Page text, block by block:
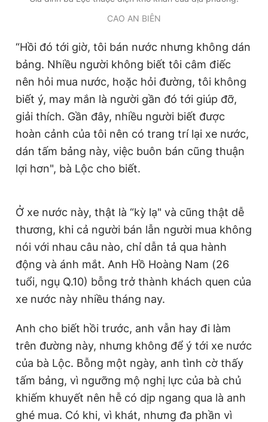
CAO AN BIÊN
“Hồi đó tới giờ, tôi bán nước nhưng không dán
bảng. Nhiều người không biết tôi câm điếc
nên hỏi mua nước, hoặc hỏi đường, tôi không
biết ý, may mắn là người gần đó tới giúp đỡ,
giải thích. Gần đây, nhiều người biết được
hoàn cảnh của tôi nên có trang trí lại xe nước,
dán tấm bảng này, việc buôn bán cũng thuận
lợi hơn", bà Lộc cho biết.
Ở xe nước này, thật là “kỳ lạ" và cũng thật dễ
thương, khi cả người bán lẫn người mua không
nói với nhau câu nào, chỉ dẫn tả qua hành
động và ánh mắt. Anh Hồ Hoàng Nam (26
tuổi, ngụ Q.10) bỗng trở thành khách quen của
xe nước này nhiều tháng nay.
Anh cho biết hồi trước, anh vẫn hay đi làm
trên đường này, nhưng không để ý tới xe nước
của bà Lộc. Bỗng một ngày, anh tình cờ thấy
tấm bảng, vì ngưỡng mộ nghị lực của bà chủ
khiếm khuyết nên hễ có dịp ngang qua là anh
ghé mua. Có khi, vì khát, nhưng đa phần vì